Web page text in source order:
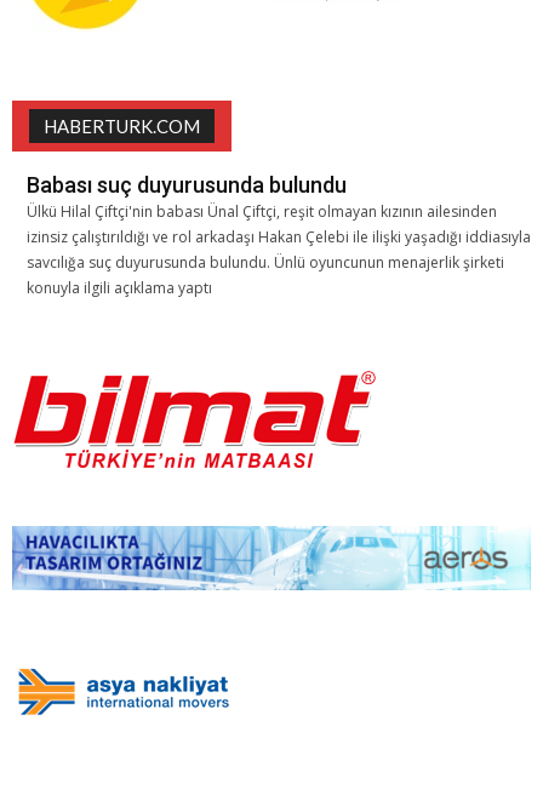
HABERTURK.COM
Babası suç duyurusunda bulundu
Ülkü Hilal Çiftçi'nin babası Ünal Çiftçi, reşit olmayan kızının ailesinden
izinsiz çalıştırıldığı ve rol arkadaşı Hakan Çelebi ile ilişki yaşadığı iddiasıyla
savcılığa suç duyurusunda bulundu. Ünlü oyuncunun menajerlik şirketi
konuyla ilgili açıklama yaptı